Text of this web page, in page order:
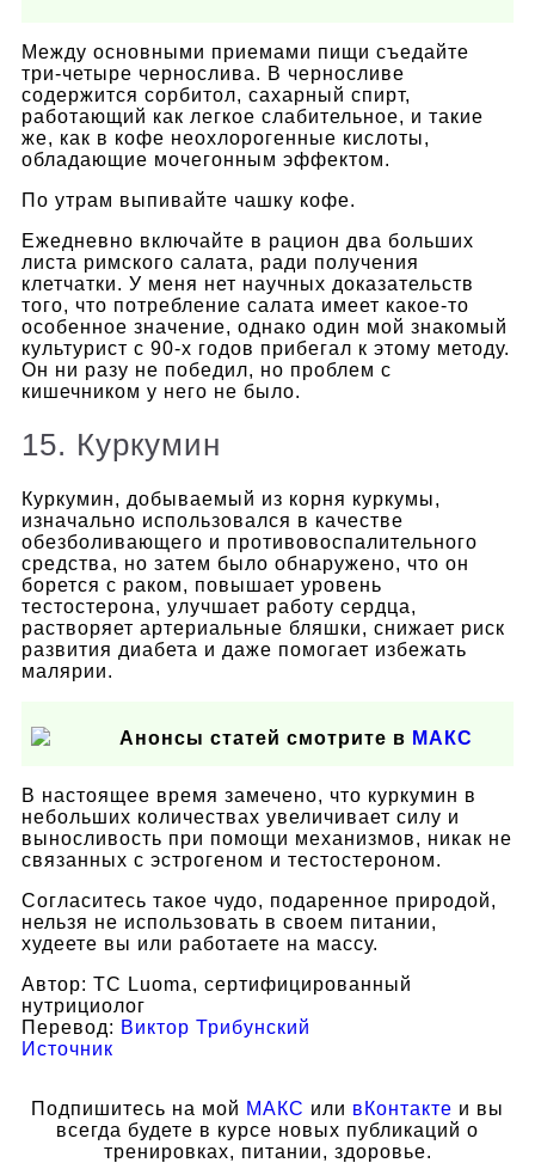
Между основными приемами пищи съедайте
три-четыре чернослива. В черносливе
содержится сорбитол, сахарный спирт,
работающий как легкое слабительное, и такие
же, как в кофе неохлорогенные кислоты,
обладающие мочегонным эффектом.
По утрам выпивайте чашку кофе.
Ежедневно включайте в рацион два больших
листа римского салата, ради получения
клетчатки. У меня нет научных доказательств
того, что потребление салата имеет какое-то
особенное значение, однако один мой знакомый
культурист с 90-х годов прибегал к этому методу.
Он ни разу не победил, но проблем с
кишечником у него не было.
15. Куркумин
Куркумин, добываемый из корня куркумы,
изначально использовался в качестве
обезболивающего и противовоспалительного
средства, но затем было обнаружено, что он
борется с раком, повышает уровень
тестостерона, улучшает работу сердца,
растворяет артериальные бляшки, снижает риск
развития диабета и даже помогает избежать
малярии.
Анонсы статей смотрите в МАКС
В настоящее время замечено, что куркумин в
небольших количествах увеличивает силу и
выносливость при помощи механизмов, никак не
связанных с эстрогеном и тестостероном.
Согласитесь такое чудо, подаренное природой,
нельзя не использовать в своем питании,
худеете вы или работаете на массу.
Автор: TC Luoma, сертифицированный
нутрициолог
Перевод: Виктор Трибунский
Источник
Подпишитесь на мой МАКС или вКонтакте и вы
всегда будете в курсе новых публикаций о
тренировках, питании, здоровье.